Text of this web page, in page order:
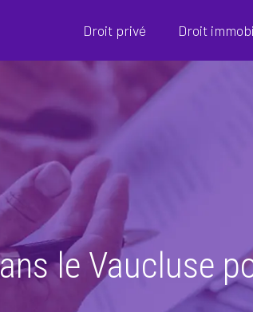
Droit privé Droit
le Vaucluse